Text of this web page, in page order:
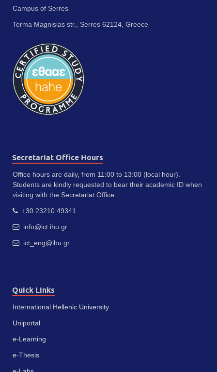
Campus of Serres
Terma Magnisias str., Serres 62124, Greece
Secretariat Office Hours
Office hours are daily, from 11:00 to 13:00 (local hour).
Students are kindly requested to bear their academic ID when
visiting with the Secretariat Office.
+30 23210 49341
info@ict.ihu.gr
ict_eng@ihu.gr
Quick Links
International Hellenic University
Uniportal
e-Learning
e-Thesis